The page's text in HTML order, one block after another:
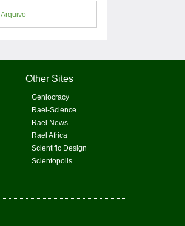
Arquivo
Other Sites
Geniocracy
Rael-Science
Rael News
Rael Africa
Scientific Design
Scientopolis